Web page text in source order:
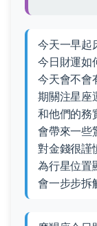
今天一早起
今日財運如
今天會不會
期關注星座
和他們的務
會帶來一些
對金錢很謹
為行星位置
會一步步拆